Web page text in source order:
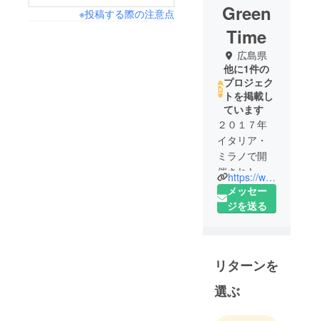
※投稿する際の注意点
Green
Time
広島県
他に1件の
プロジェク
トを掲載し
ています
２０１７年
イタリア・
ミラノで開
催された展
示会で、木
製腕時計ブ
会いまし
た。地球環
境に配慮し
たブランド
https://www.green-time.jp/
メッセー
ジを送る
リターンを
選ぶ